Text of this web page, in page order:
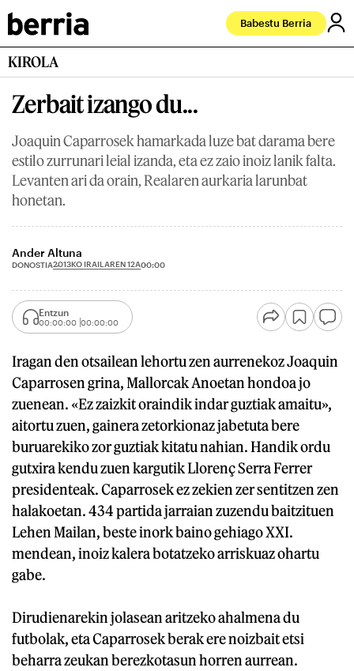
Babestu Berria
KIROLA
Zerbait izango du...
Joaquin Caparrosek hamarkada luze bat darama bere
estilo zurrunari leial izanda, eta ez zaio inoiz lanik falta.
Levanten ari da orain, Realaren aurkaria larunbat
honetan.
Ander Altuna
DONOSTIA2013KO IRAILAREN 12A00:00
Entzun
00:00:00 00:00:00
Iragan den otsailean lehortu zen aurrenekoz Joaquin
Caparrosen grina, Mallorcak Anoetan hondoa jo
zuenean. «Ez zaizkit oraindik indar guztiak amaitu»,
aitortu zuen, gainera zetorkionaz jabetuta bere
buruarekiko zor guztiak kitatu nahian. Handik ordu
gutxira kendu zuen kargutik Llorenç Serra Ferrer
presidenteak. Caparrosek ez zekien zer sentitzen zen
halakoetan. 434 partida jarraian zuzendu baitzituen
Lehen Mailan, beste inork baino gehiago XXI.
mendean, inoiz kalera botatzeko arriskuaz ohartu
gabe.
Dirudienarekin jolasean aritzeko ahalmena du
futbolak, eta Caparrosek berak ere noizbait etsi
beharra zeukan berezkotasun horren aurrean.